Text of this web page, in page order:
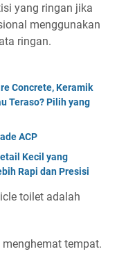
yang ringan jika
menggunakan
ringan.
Concrete, Keramik
Teraso? Pilih yang
ACP
Kecil yang
Rapi dan Presisi
toilet adalah
tempat.